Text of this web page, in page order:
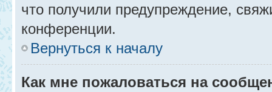
что получили предупреждение,
конференции.
Вернуться к началу
Как мне пожаловаться на